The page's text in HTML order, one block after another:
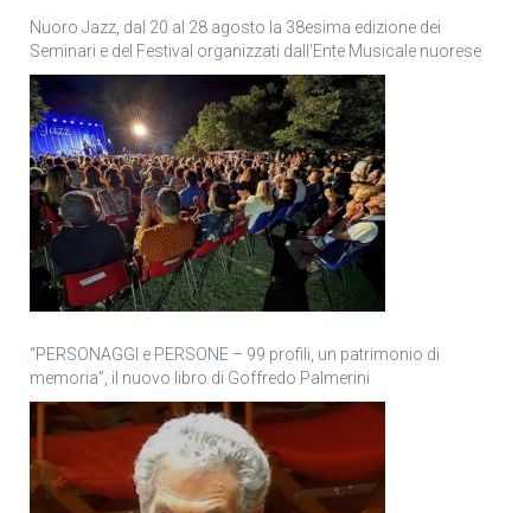
Nuoro Jazz, dal 20 al 28 agosto la 38esima edizione dei
Seminari e del Festival organizzati dall’Ente Musicale nuorese
“PERSONAGGI e PERSONE – 99 profili, un patrimonio di
memoria”, il nuovo libro di Goffredo Palmerini